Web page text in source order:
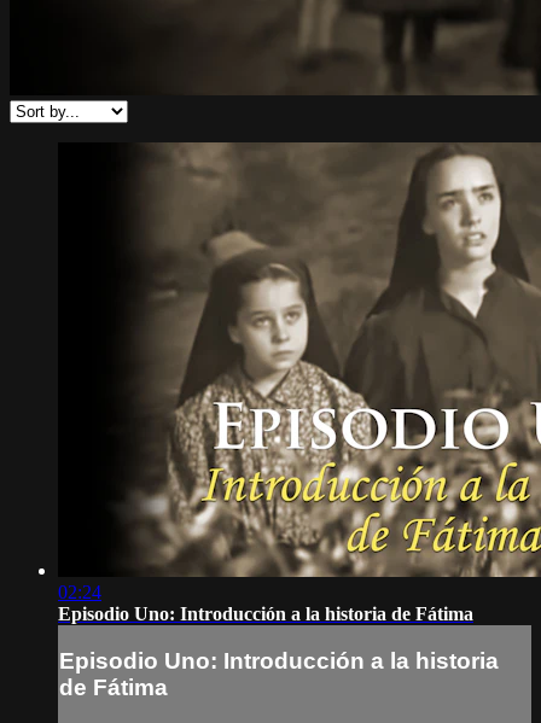
02:24
Episodio Uno: Introducción a la historia de Fátima
Episodio Uno: Introducción a la historia
de Fátima